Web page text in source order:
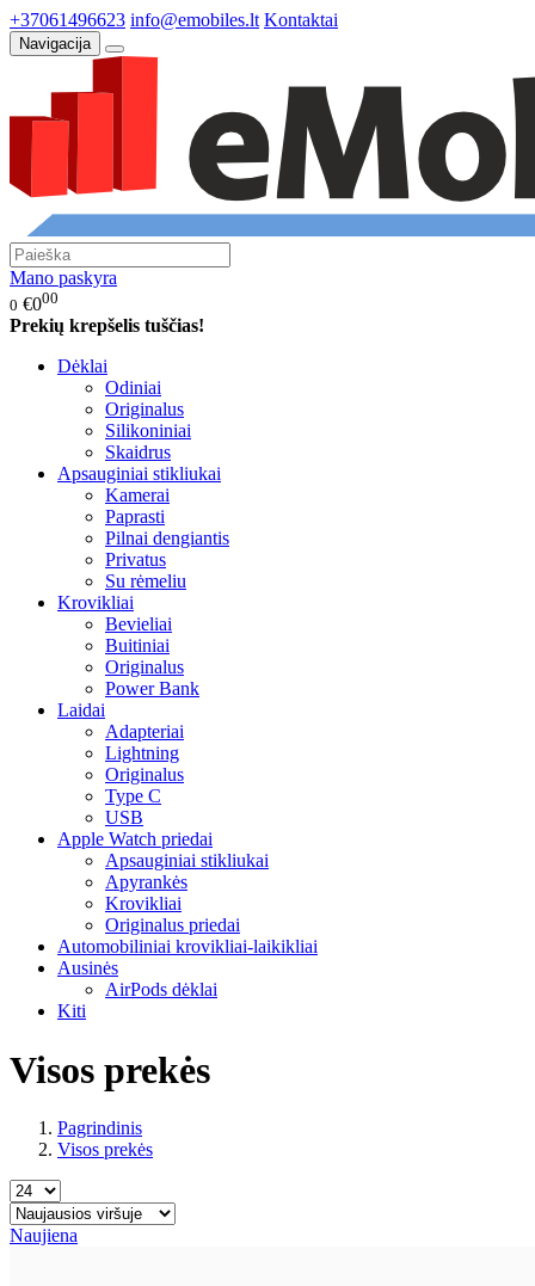
+37061496623 info@emobiles.lt Kontaktai
Navigacija
Mano paskyra
0 €000
Prekių krepšelis tuščias!
Dėklai
Odiniai
Originalus
Silikoniniai
Skaidrus
Apsauginiai stikliukai
Kamerai
Paprasti
Pilnai dengiantis
Privatus
Su rėmeliu
Krovikliai
Bevieliai
Buitiniai
Originalus
Power Bank
Laidai
Adapteriai
Lightning
Originalus
Type C
USB
Apple Watch priedai
Apsauginiai stikliukai
Apyrankės
Krovikliai
Originalus priedai
Automobiliniai krovikliai-laikikliai
Ausinės
AirPods dėklai
Kiti
Visos prekės
Pagrindinis
Visos prekės
Naujiena